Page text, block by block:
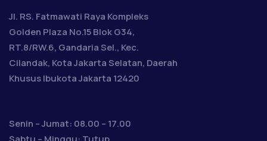
Jl. RS. Fatmawati Raya Kompleks
Golden Plaza No.15 Blok G34,
RT.8/RW.6, Gandaria Sel., Kec.
Cilandak, Kota Jakarta Selatan, Daerah
Khusus Ibukota Jakarta 12420
Senin – Jumat: 08.00 – 17.00